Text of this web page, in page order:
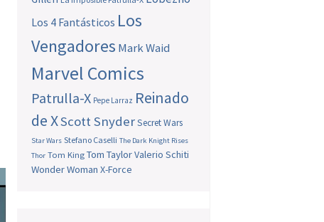
Los 4 Fantásticos Los
Vengadores Mark Waid
Marvel Comics
Patrulla-X Pepe Larraz Reinado
de XScott SnyderSecret Wars
Star Wars Stefano Caselli The Dark Knight Rises
Thor Tom King Tom TaylorValerio Schiti
Wonder Woman X-Force